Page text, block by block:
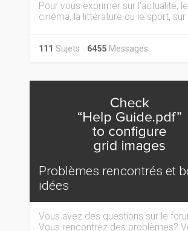
Pour vous exprimer sur l'actualité, le
cinéma, la littérature ou le sport, sur
111 Sujets 6455Messages
Problèmes rencontrés et
idées
Vous avez des questions sur le
Vous rencontrez des problèmes?